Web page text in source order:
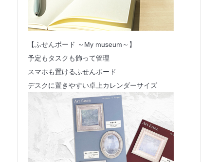
【ふせんボード ～My museum～】
予定もタスクも飾って管理
スマホも置けるふせんボード
デスクに置きやすい卓上カレンダーサイズ